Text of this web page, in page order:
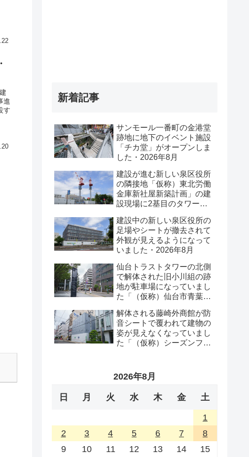
進
す
新着記事
サンモール一番町の金港堂
跡地に地下のイベント施設
「チカ堂」がオープンしま
した・2026年8月
建設が進む新しい泉区役所
の隣接地「仮称）東北労働
金庫新社屋新築計画」の建
設現場に2基目のタワーク
た・2026年8月
建設中の新しい泉区役所の
足場やシートが撤去されて
外観が見えるようになって
いました・2026年8月
仙台トラストタワーの北側
で解体された旧小川組の跡
地が駐車場になっていまし
た「（仮称）仙台市青葉区
解体工事」・2026年8月
解体される藤崎外商館が防
音シートで覆われて建物の
姿が見えなくなっていまし
た「（仮称）シーズンフラ
2026年8月
日 月 火 水 木 金 土
1
2
3 4 5 6 7
8
9
10 11 12 13 14 15